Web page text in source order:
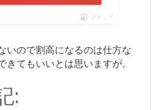
ポチップ
いので割高になるのは仕方な
てもいいとは思いますが。
: